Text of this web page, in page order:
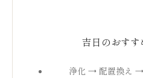
吉日のおす
浄化 → 配置換え →